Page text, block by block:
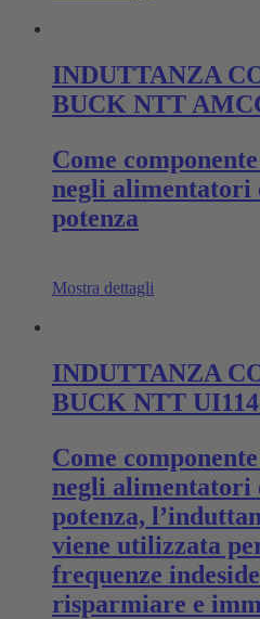
INDUTTANZA
BUCK NTT
Come
negli alimentatori
potenza
Mostra dettagli
INDUTTANZA
BUCK NTT
Come
negli alimentatori
potenza,
viene utilizzata
frequenze
risparmiare e